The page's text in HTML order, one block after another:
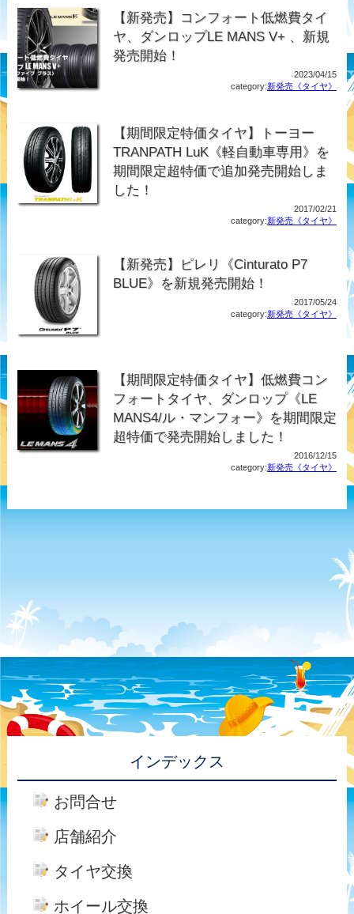
【新発売】コンフォート低燃費タイ
ヤ、ダンロップLE MANS V+ 、新規
発売開始！
2023/04/15
category:新発売《タイヤ》
【期間限定特価タイヤ】トーヨー
TRANPATH LuK《軽自動車専用》を
期間限定超特価で追加発売開始しま
した！
2017/02/21
category:新発売《タイヤ》
【新発売】ピレリ《Cinturato P7
BLUE》を新規発売開始！
2017/05/24
category:新発売《タイヤ》
【期間限定特価タイヤ】低燃費コン
フォートタイヤ、ダンロップ《LE
MANS4/ル・マンフォー》を期間限定
超特価で発売開始しました！
2016/12/15
category:新発売《タイヤ》
インデックス
お問合せ
店舗紹介
タイヤ交換
ホイール交換